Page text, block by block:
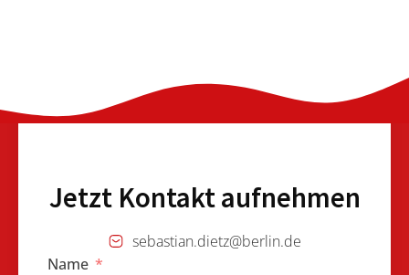
Jetzt Kontakt aufnehmen
sebastian.dietz@berlin.de
Name